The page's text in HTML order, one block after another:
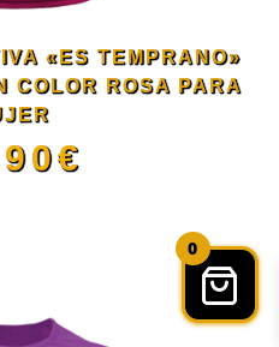
se
pueden
elegir
«ES TEMPRANO»
COLOR ROSA PARA
€
producto
0